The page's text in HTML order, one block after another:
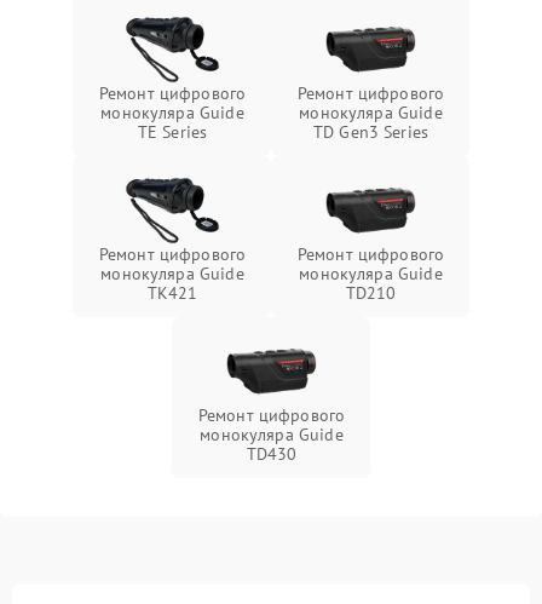
Ремонт цифрового
монокуляра Guide
TE Series
Ремонт цифрового
монокуляра Guide
TD Gen3 Series
Ремонт цифрового
монокуляра Guide
TK421
Ремонт цифрового
монокуляра Guide
TD210
Ремонт цифрового
монокуляра Guide
TD430